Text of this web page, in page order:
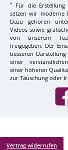
*
Für die
setzen wir moderne
Dazu gehören
Videos sowie
von unserem
freigegeben. Der
besseren
einer
einer höheren
zur Täuschung oder
Vertrag widerrufen